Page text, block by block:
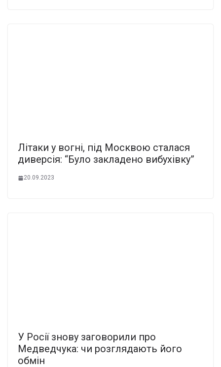
Літаки у вогні, під Москвою сталася
диверсія: “Було закладено вибухівку”
20.09.2023
У Росії знову заговорили про
Медведчука: чи розглядають його
обмін